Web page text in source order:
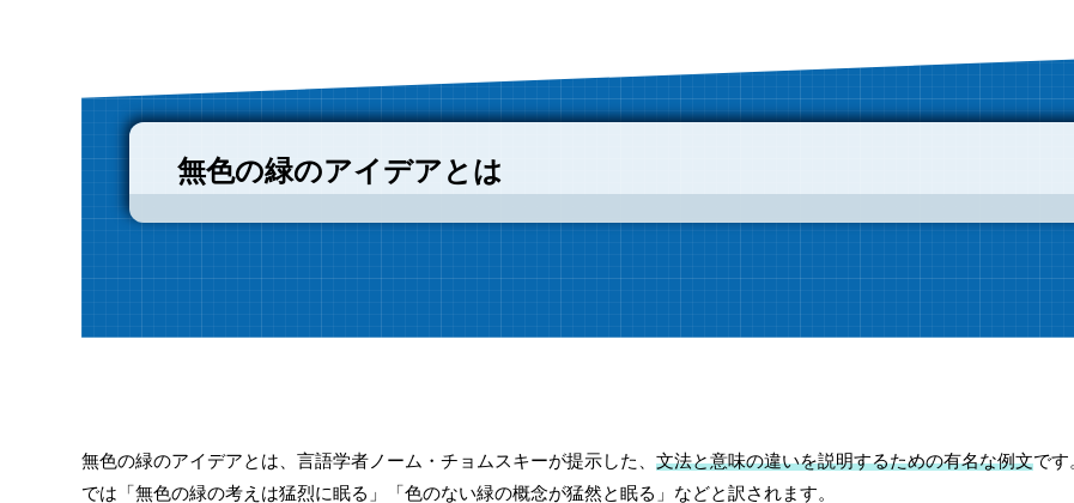
無色の緑のアイデアとは
無色の緑のアイデアとは、言語学者ノーム・チョムスキーが提示した、 文法と意味の違いを説明するための有名な例文です
では「無色の緑の考えは猛烈に眠る」「色のない緑の概念が猛然と眠る」などと訳されます。